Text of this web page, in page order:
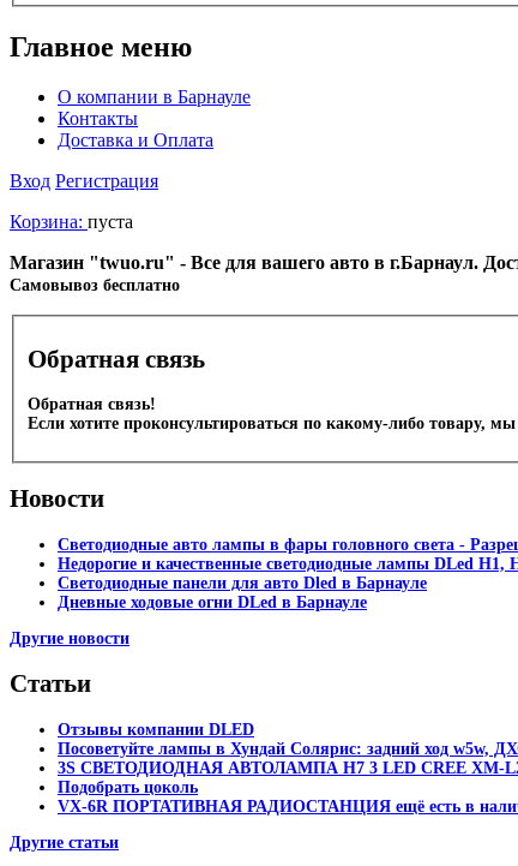
Главное меню
О компании в Барнауле
Контакты
Доставка и Оплата
Вход Регистрация
Корзина: пуста
Магазин "twuo.ru" - Все для вашего авто в г.Барнаул.
Cамовывоз бесплатно
Обратная связь
Обратная связь!
Если хотите проконсультироваться по какому-либо товару,
Новости
Светодиодные авто лампы в фары головного света -
Недорогие и качественные светодиодные лампы DLed Н1,
Светодиодные панели для авто Dled в Барнауле
Дневные ходовые огни DLed в Барнауле
Другие новости
Статьи
Отзывы компании DLED
Посоветуйте лампы в Хундай Солярис: задний ход w5w,
3S СВЕТОДИОДНАЯ АВТОЛАМПА H7 3 LED CREE XM-L2
Подобрать цоколь
VX-6R ПОРТАТИВНАЯ РАДИОСТАНЦИЯ ещё есть в
Другие статьи